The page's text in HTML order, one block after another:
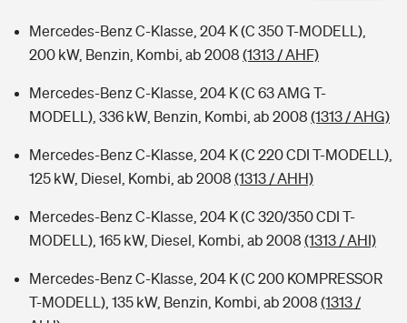
Mercedes-Benz C-Klasse, 204 K (C 350 T-MODELL),
200 kW, Benzin, Kombi, ab 2008 (1313 / AHF)
Mercedes-Benz C-Klasse, 204 K (C 63 AMG T-
MODELL), 336 kW, Benzin, Kombi, ab 2008 (1313 / AHG)
Mercedes-Benz C-Klasse, 204 K (C 220 CDI T-MODELL),
125 kW, Diesel, Kombi, ab 2008 (1313 / AHH)
Mercedes-Benz C-Klasse, 204 K (C 320/350 CDI T-
MODELL), 165 kW, Diesel, Kombi, ab 2008 (1313 / AHI)
Mercedes-Benz C-Klasse, 204 K (C 200 KOMPRESSOR
T-MODELL), 135 kW, Benzin, Kombi, ab 2008 (1313 /